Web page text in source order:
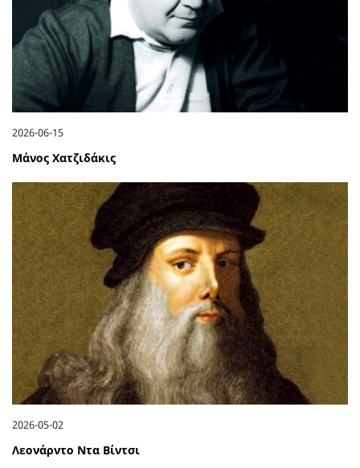
2026-06-15
Μάνος Χατζιδάκις
2026-05-02
Λεονάρντο Ντα Βίντσι